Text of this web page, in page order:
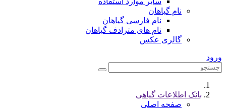
نام گیاهان
نام فارسی گیاهان
نام های مترادف گیاهان
گالری عکس
ورود
بانک اطلاعات گیاهی
صفحه اصلی